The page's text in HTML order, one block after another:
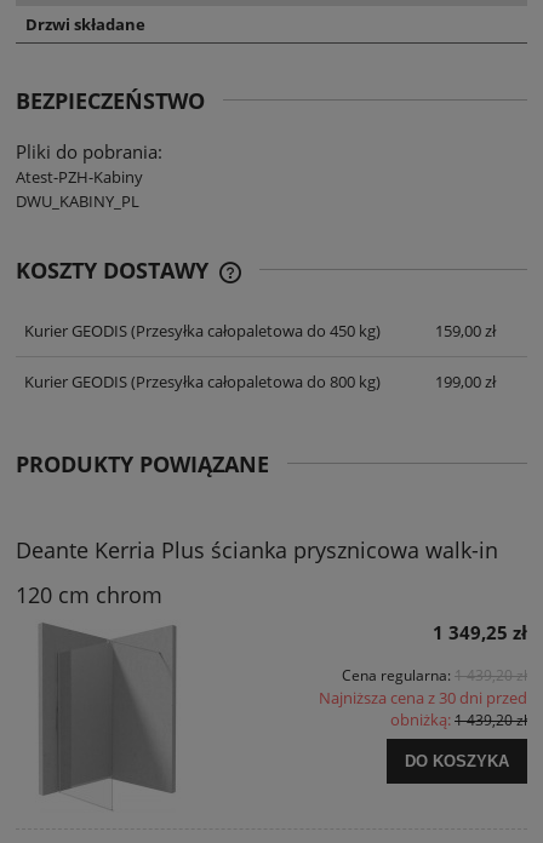
Drzwi składane
BEZPIECZEŃSTWO
Pliki do pobrania:
Atest-PZH-Kabiny
DWU_KABINY_PL
KOSZTY DOSTAWY
Kurier GEODIS(Przesyłka całopaletowa do 450 kg) 159,00 zł
Kurier GEODIS(Przesyłka całopaletowa do 800 kg) 199,00 zł
PRODUKTY POWIĄZANE
Deante Kerria Plus ścianka prysznicowa walk-in
120 cm chrom
1 349,25 zł
Cena regularna: 1 439,20 zł
Najniższa cena z 30 dni przed
obniżką:1 439,20 zł
DO KOSZYKA